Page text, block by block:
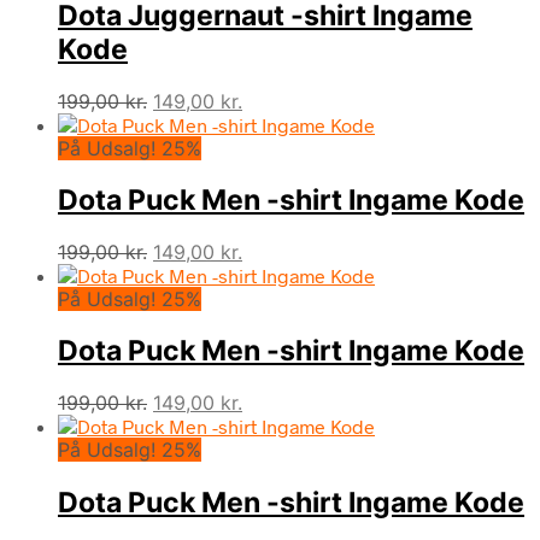
199,00 kr..149,00 kr..
Dota Juggernaut -shirt Ingame
Kode
199,00kr. Den
oprindelige
pris
199,00 kr..
149,00 kr.
aktuelle
149,00 kr..
På Udsalg! 25%
Dota Puck Men -shirt Ingame Kode
199,00kr. Den
oprindelige
pris
199,00 kr..
149,00 kr.
aktuelle
149,00 kr..
På Udsalg! 25%
Dota Puck Men -shirt Ingame Kode
199,00kr. Den
oprindelige
pris
199,00 kr..
149,00 kr.
aktuelle
149,00 kr..
På Udsalg! 25%
Dota Puck Men -shirt Ingame Kode